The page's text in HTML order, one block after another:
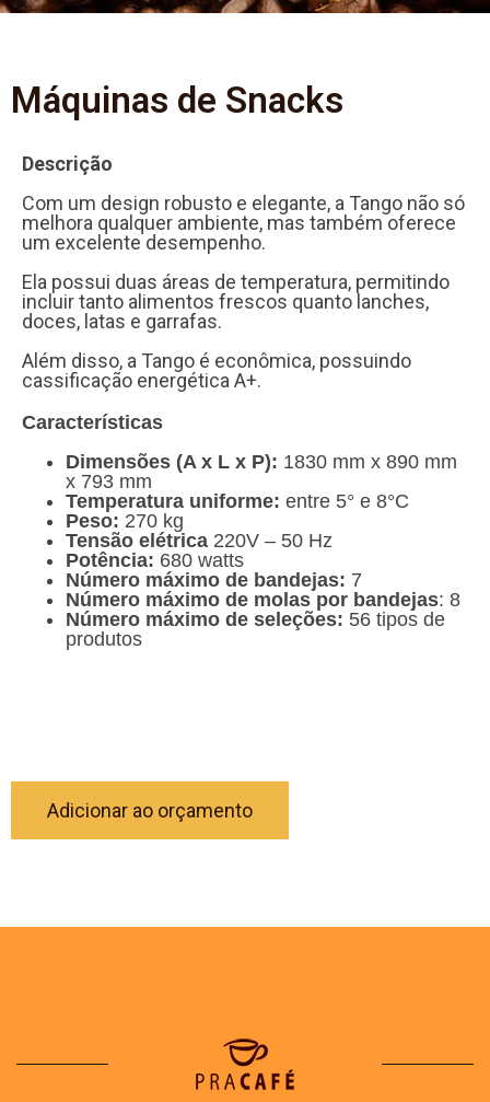
Máquinas de Snacks
Descrição
Com um design robusto e elegante, a Tango não só
melhora qualquer ambiente, mas também oferece
um excelente desempenho.
Ela possui duas áreas de temperatura, permitindo
incluir tanto alimentos frescos quanto lanches,
doces, latas e garrafas.
Além disso, a Tango é econômica, possuindo
cassificação energética A+.
Características
Dimensões (A x L x P): 1830 mm x 890 mm
x 793 mm
Temperatura uniforme: entre 5° e 8°C
Peso: 270 kg
Tensão elétrica 220V – 50 Hz
Potência: 680 watts
Número máximo de bandejas: 7
Número máximo de molas por bandejas: 8
Número máximo de seleções: 56 tipos de
produtos
Adicionar ao orçamento